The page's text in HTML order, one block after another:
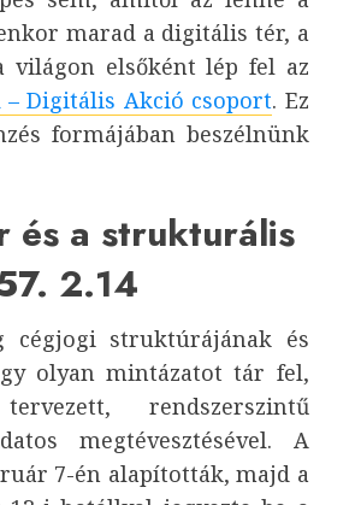
marad a digitális tér, a
világon elsőként lép fel az
– Digitális Akció csoport. Ez
formájában beszélnünk
és a strukturális
2.14
cégjogi struktúrájának és
olyan mintázatot tár fel,
rendszerszintű
megtévesztésével. A
7-én alapították, majd a